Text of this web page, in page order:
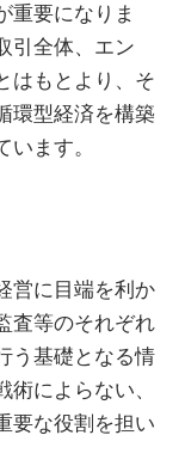
重要になりま
引全体、エン
はもとより、そ
環型経済を構築
ます。
営に目端を利か
査等のそれぞれ
う基礎となる情
によらない、
要な役割を担い